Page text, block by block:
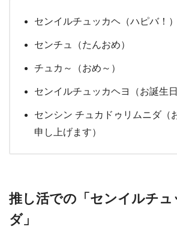
センイルチュッカヘ（ハピバ！）
センチュ（たんおめ）
チュカ～（おめ～）
センイルチュッカヘヨ（お誕生
センシン チュカドゥリムニダ（
申し上げます）
推し活での「センイルチュ
ダ」